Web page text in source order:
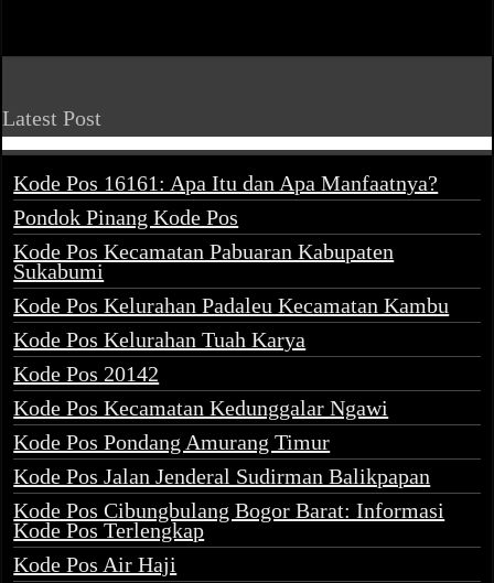
Latest Post
Kode Pos 16161: Apa Itu dan Apa Manfaatnya?
Pondok Pinang Kode Pos
Kode Pos Kecamatan Pabuaran Kabupaten
Sukabumi
Kode Pos Kelurahan Padaleu Kecamatan Kambu
Kode Pos Kelurahan Tuah Karya
Kode Pos 20142
Kode Pos Kecamatan Kedunggalar Ngawi
Kode Pos Pondang Amurang Timur
Kode Pos Jalan Jenderal Sudirman Balikpapan
Kode Pos Cibungbulang Bogor Barat: Informasi
Kode Pos Terlengkap
Kode Pos Air Haji